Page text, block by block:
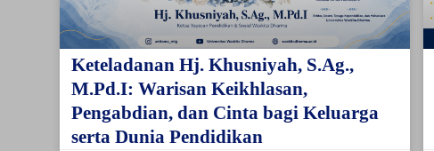
Keteladanan Hj. Khusniyah, S.Ag.,
M.Pd.I: Warisan Keikhlasan,
Pengabdian, dan Cinta bagi Keluarga
serta Dunia Pendidikan